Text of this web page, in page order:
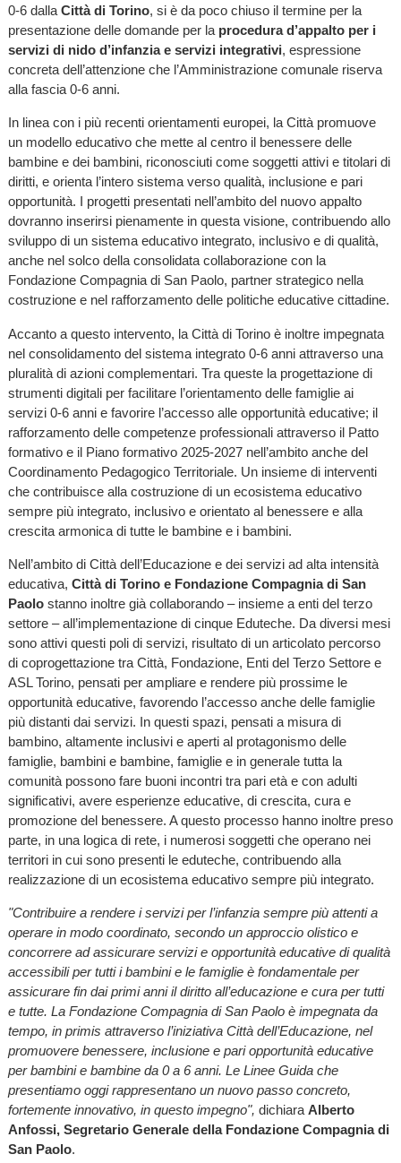
0-6 dalla Città di Torino, si è da poco chiuso il termine per la
presentazione delle domande per la procedura d’appalto per i
servizi di nido d’infanzia e servizi integrativi, espressione
concreta dell’attenzione che l’Amministrazione comunale riserva
alla fascia 0-6 anni.
In linea con i più recenti orientamenti europei, la Città promuove
un modello educativo che mette al centro il benessere delle
bambine e dei bambini, riconosciuti come soggetti attivi e titolari di
diritti, e orienta l’intero sistema verso qualità, inclusione e pari
opportunità. I progetti presentati nell’ambito del nuovo appalto
dovranno inserirsi pienamente in questa visione, contribuendo allo
sviluppo di un sistema educativo integrato, inclusivo e di qualità,
anche nel solco della consolidata collaborazione con la
Fondazione Compagnia di San Paolo, partner strategico nella
costruzione e nel rafforzamento delle politiche educative cittadine.
Accanto a questo intervento, la Città di Torino è inoltre impegnata
nel consolidamento del sistema integrato 0-6 anni attraverso una
pluralità di azioni complementari. Tra queste la progettazione di
strumenti digitali per facilitare l’orientamento delle famiglie ai
servizi 0-6 anni e favorire l’accesso alle opportunità educative; il
rafforzamento delle competenze professionali attraverso il Patto
formativo e il Piano formativo 2025-2027 nell’ambito anche del
Coordinamento Pedagogico Territoriale. Un insieme di interventi
che contribuisce alla costruzione di un ecosistema educativo
sempre più integrato, inclusivo e orientato al benessere e alla
crescita armonica di tutte le bambine e i bambini.
Nell’ambito di Città dell’Educazione e dei servizi ad alta intensità
educativa, Città di Torino e Fondazione Compagnia di San
Paolostanno inoltre già collaborando – insieme a enti del terzo
settore – all’implementazione di cinque Eduteche. Da diversi mesi
sono attivi questi poli di servizi, risultato di un articolato percorso
di coprogettazione tra Città, Fondazione, Enti del Terzo Settore e
ASL Torino, pensati per ampliare e rendere più prossime le
opportunità educative, favorendo l’accesso anche delle famiglie
più distanti dai servizi. In questi spazi, pensati a misura di
bambino, altamente inclusivi e aperti al protagonismo delle
famiglie, bambini e bambine, famiglie e in generale tutta la
comunità possono fare buoni incontri tra pari età e con adulti
significativi, avere esperienze educative, di crescita, cura e
promozione del benessere. A questo processo hanno inoltre preso
parte, in una logica di rete, i numerosi soggetti che operano nei
territori in cui sono presenti le eduteche, contribuendo alla
realizzazione di un ecosistema educativo sempre più integrato.
"Contribuire a rendere i servizi per l’infanzia sempre più attenti a
operare in modo coordinato, secondo un approccio olistico e
concorrere ad assicurare servizi e opportunità educative di qualità
accessibili per tutti i bambini e le famiglie è fondamentale per
assicurare fin dai primi anni il diritto all’educazione e cura per tutti
e tutte. La Fondazione Compagnia di San Paolo è impegnata da
tempo, in primis attraverso l’iniziativa Città dell’Educazione, nel
promuovere benessere, inclusione e pari opportunità educative
per bambini e bambine da 0 a 6 anni. Le Linee Guida che
presentiamo oggi rappresentano un nuovo passo concreto,
fortemente innovativo, in questo impegno", dichiara Alberto
Anfossi, Segretario Generale della Fondazione Compagnia di
San Paolo.